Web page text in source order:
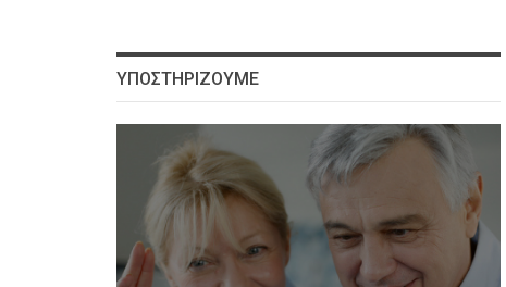
ΥΠΟΣΤΗΡΊΖΟΥΜΕ